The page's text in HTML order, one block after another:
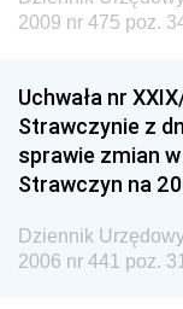
Dziennik
Dziennik
Dziennik
Dziennik
Dziennik
2009 nr 475 poz.
Uchwała nr
Strawczynie z
sprawie zmian
Strawczyn na
Dziennik
2006 nr 441 poz.